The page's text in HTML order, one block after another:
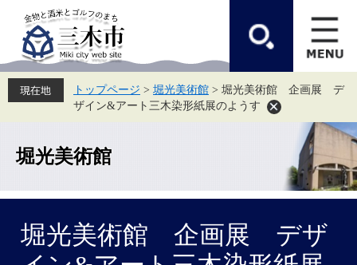
先
頭
を
飛
て
トップページ > 堀光美術館 > 堀光美術館 企画展 デ
ザイン&アート三木染形紙展のようす
堀光美術館
堀光美術館 企画展 デザ